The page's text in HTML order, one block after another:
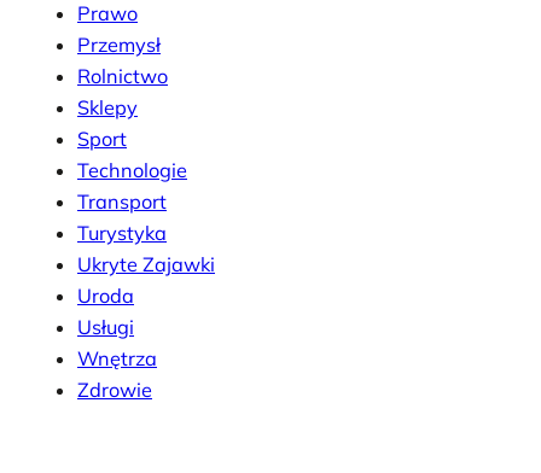
Prawo
Przemysł
Rolnictwo
Sklepy
Sport
Technologie
Transport
Turystyka
Ukryte Zajawki
Uroda
Usługi
Wnętrza
Zdrowie